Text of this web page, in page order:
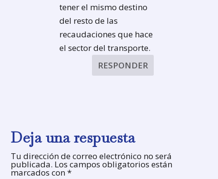
tener el mismo destino
del resto de las
recaudaciones que hace
el sector del transporte.
RESPONDER
Deja una respuesta
Tu dirección de correo electrónico no será
publicada. Los campos obligatorios están
marcados con*